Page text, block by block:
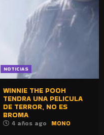
NOTICIAS
WINNIE THE POOH
TENDRA UNA PELICULA
DE TERROR, NO ES
BROMA
4 años ago MONO